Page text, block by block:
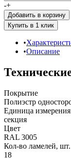
-+
Добавить в корзину
Описание
Покрытие
Полиэстр
Единица измерения
секция
Цвет
RAL 3005
Кол-во ламелей, шт.
18